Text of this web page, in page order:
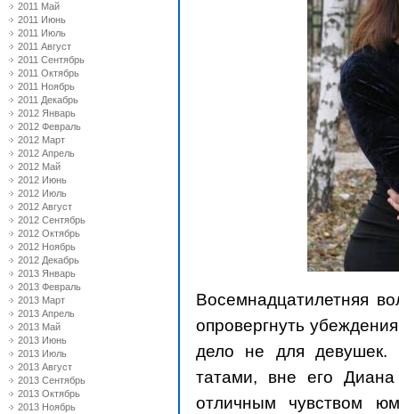
2011 Май
2011 Июнь
2011 Июль
2011 Август
2011 Сентябрь
2011 Октябрь
2011 Ноябрь
2011 Декабрь
2012 Январь
2012 Февраль
2012 Март
2012 Апрель
2012 Май
2012 Июнь
2012 Июль
2012 Август
2012 Сентябрь
2012 Октябрь
2012 Ноябрь
2012 Декабрь
2013 Январь
2013 Февраль
2013 Март
2013 Апрель
2013 Май
2013 Июнь
2013 Июль
2013 Август
2013 Сентябрь
2013 Октябрь
2013 Ноябрь
Восемнадцатилетняя
опровергнуть
дело не для девушек.
татами, вне его
отличным чувством